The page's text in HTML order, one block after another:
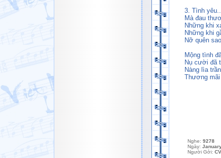
3. Tình
Mà đau
Những khi
Những khi
Nỡ quên
Mộng tình
Nụ cười đã
Nàng lìa
Thương
Nghe: 9278
Ngày:
Người Gởi: